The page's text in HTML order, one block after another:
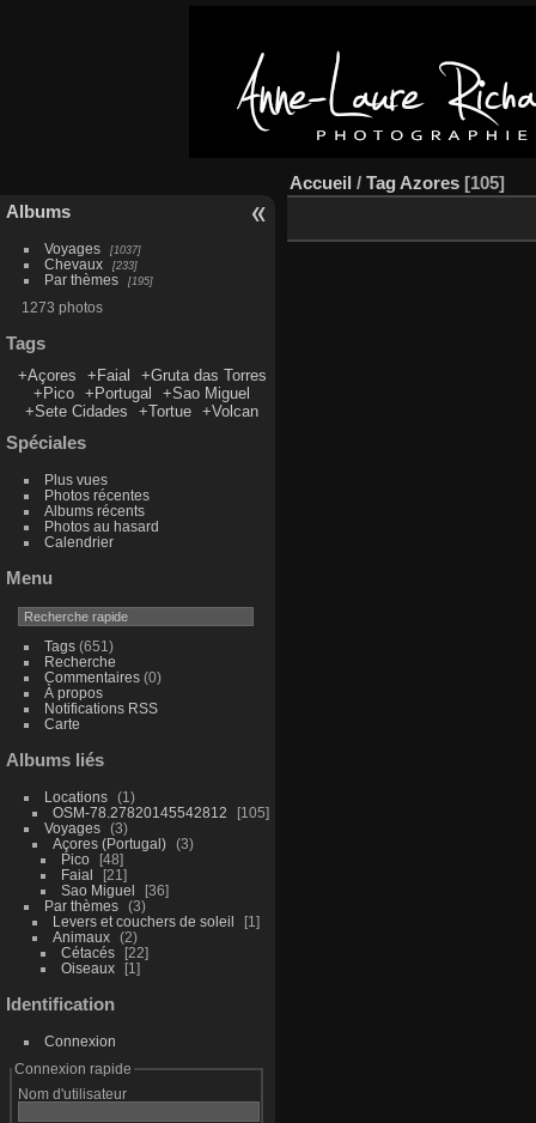
Albums
Voyages 1037
Chevaux 233
Par thèmes 195
1273 photos
Tags
+Açores +Faial
+Gruta das Torres
+Pico
+Portugal
+Sao Miguel
+Sete Cidades
+Tortue +Volcan
Spéciales
Plus vues
Photos récentes
Albums récents
Photos au hasard
Calendrier
Menu
Tags(651)
Recherche
Commentaires(0)
À propos
Notifications RSS
Carte
Albums liés
Locations
1
OSM-78.27820145542812
105
Voyages
3
Açores (Portugal)
3
Pico
48
Faial
21
Sao Miguel
36
Par thèmes
3
Levers et couchers de soleil
1
Animaux
2
Cétacés
22
Oiseaux
1
Identification
Connexion
Connexion rapide
Nom d'utilisateur
Accueil / Tag Azores 105